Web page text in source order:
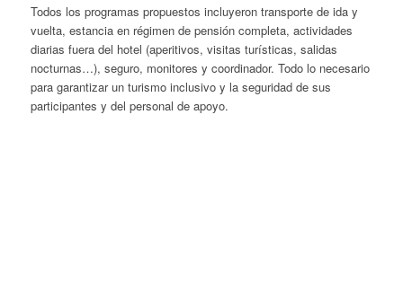
Todos los programas propuestos incluyeron transporte de ida y
vuelta, estancia en régimen de pensión completa, actividades
diarias fuera del hotel (aperitivos, visitas turísticas, salidas
nocturnas…), seguro, monitores y coordinador. Todo lo necesario
para garantizar un turismo inclusivo y la seguridad de sus
participantes y del personal de apoyo.